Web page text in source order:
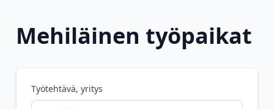
Mehiläinen työpaikat
Työtehtävä, yritys